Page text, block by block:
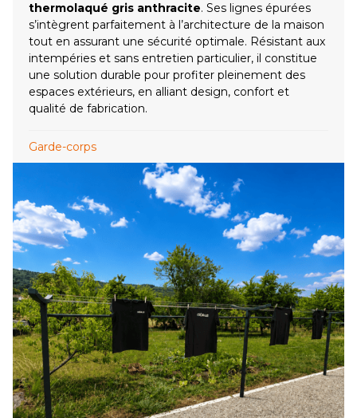
thermolaqué gris anthracite. Ses lignes épurées
s’intègrent parfaitement à l’architecture de la maison
tout en assurant une sécurité optimale. Résistant aux
intempéries et sans entretien particulier, il constitue
une solution durable pour profiter pleinement des
espaces extérieurs, en alliant design, confort et
qualité de fabrication.
Garde-corps